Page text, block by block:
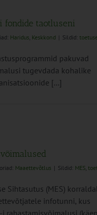
fondide taotluseni
Haridus, Keskkond | Sildid:
pakuvad
tugevdada kohalike
[...]
Maaettevõtlus | Sildid: MES,
Sihtasutus (MES)
infotunni, kus